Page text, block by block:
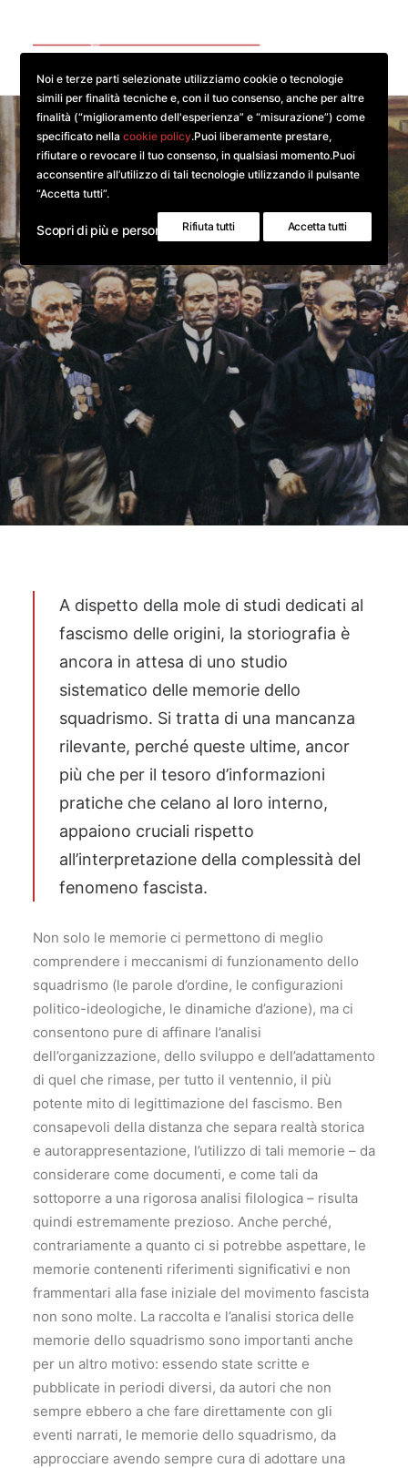
CONTESTI LOCALI
RISULTATI ELETTORALI
DOCUMENTI
GALLERIE FOTOGRAFICHE
RICERCA
Bibliografie
A dispetto della mole di studi dedicati al
fascismo delle origini, la storiografia è
ancora in attesa di uno studio
sistematico delle memorie dello
squadrismo. Si tratta di una mancanza
rilevante, perché queste ultime, ancor
più che per il tesoro d’informazioni
pratiche che celano al loro interno,
appaiono cruciali rispetto
all’interpretazione della complessità del
fenomeno fascista.
Non solo le memorie ci permettono di meglio
comprendere i meccanismi di funzionamento dello
squadrismo (le parole d’ordine, le configurazioni
politico-ideologiche, le dinamiche d’azione), ma ci
consentono pure di affinare l’analisi
dell’organizzazione, dello sviluppo e dell’adattamento
di quel che rimase, per tutto il ventennio, il più
potente mito di legittimazione del fascismo. Ben
consapevoli della distanza che separa realtà storica
e autorappresentazione, l’utilizzo di tali memorie – da
considerare come documenti, e come tali da
sottoporre a una rigorosa analisi filologica – risulta
quindi estremamente prezioso. Anche perché,
contrariamente a quanto ci si potrebbe aspettare, le
memorie contenenti riferimenti significativi e non
frammentari alla fase iniziale del movimento fascista
non sono molte. La raccolta e l’analisi storica delle
memorie dello squadrismo sono importanti anche
per un altro motivo: essendo state scritte e
pubblicate in periodi diversi, da autori che non
sempre ebbero a che fare direttamente con gli
eventi narrati, le memorie dello squadrismo, da
approcciare avendo sempre cura di adottare una
Noi e terze parti selezionate utilizziamo cookie o tecnologie
simili per finalità tecniche e, con il tuo consenso, anche per altre
finalità (“miglioramento dell'esperienza” e “misurazione”) come
specificato nellacookie policy.Puoi liberamente prestare,
rifiutare o revocare il tuo consenso, in qualsiasi momento.Puoi
acconsentire all’utilizzo di tali tecnologie utilizzando il pulsante
“Accetta tutti”.
Scopri di più e personalizzaRifiuta tutti Accetta tutti